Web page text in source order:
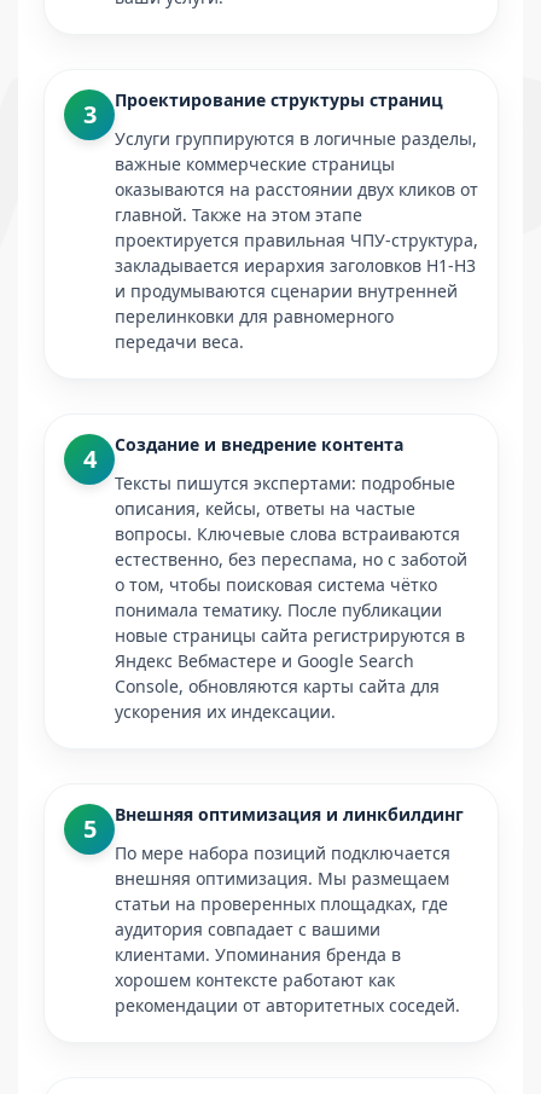
3
Проектирование структуры страниц
Услуги группируются в логичные разделы,
важные коммерческие страницы
оказываются на расстоянии двух кликов от
главной. Также на этом этапе
проектируется правильная ЧПУ-структура,
закладывается иерархия заголовков H1‑H3
и продумываются сценарии внутренней
перелинковки для равномерного
передачи веса.
4
Создание и внедрение контента
Тексты пишутся экспертами: подробные
описания, кейсы, ответы на частые
вопросы. Ключевые слова встраиваются
естественно, без переспама, но с заботой
о том, чтобы поисковая система чётко
понимала тематику. После публикации
новые страницы сайта регистрируются в
Яндекс Вебмастере и Google Search
Console, обновляются карты сайта для
ускорения их индексации.
5
Внешняя оптимизация и линкбилдинг
По мере набора позиций подключается
внешняя оптимизация. Мы размещаем
статьи на проверенных площадках, где
аудитория совпадает с вашими
клиентами. Упоминания бренда в
хорошем контексте работают как
рекомендации от авторитетных соседей.